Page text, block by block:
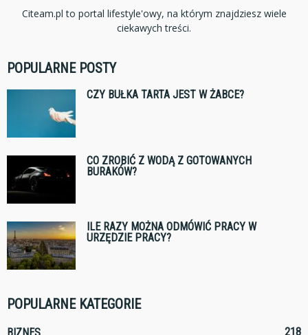
Citeam.pl to portal lifestyle'owy, na którym znajdziesz wiele
ciekawych treści.
POPULARNE POSTY
CZY BUŁKA TARTA JEST W ŻABCE?
CO ZROBIĆ Z WODĄ Z GOTOWANYCH
BURAKÓW?
ILE RAZY MOŻNA ODMÓWIĆ PRACY W
URZĘDZIE PRACY?
POPULARNE KATEGORIE
218